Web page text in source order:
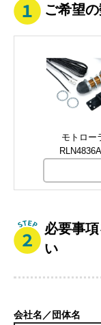
ご希望
モトロー
必要事
い
会社名／団体名